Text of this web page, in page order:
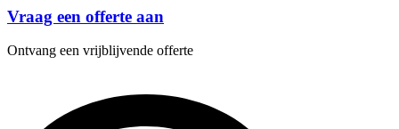
Vraag een offerte aan
Ontvang een vrijblijvende offerte